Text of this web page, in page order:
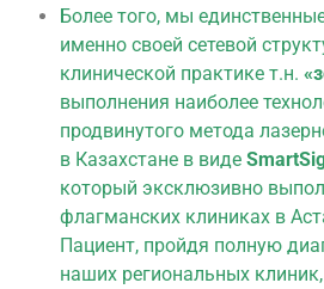
Более того, мы
именно своей сетевой
клинической практике т.н.
выполнения наиболее
продвинутого метода
в Казахстане в виде
который эксклюзивно
флагманских клиниках в
Пациент, пройдя полную
наших региональных